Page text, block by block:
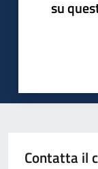
su
Contatta il